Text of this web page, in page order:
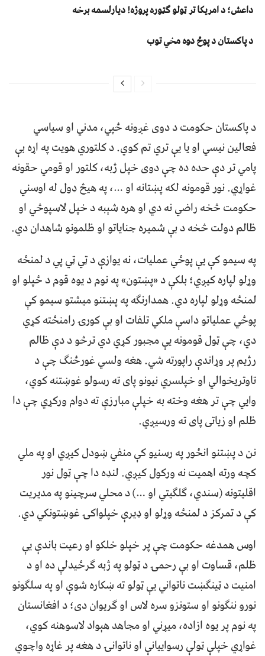
داعش؛ د امریکا تر ټولو ګټوره پروژه! دیارلسمه برخه
د پاکستان د پوځ دوه مخي توب
د پاکستان حکومت د دوی غږونه ځپي، مدني او سیاسي
فعالین نیسي او یا یې تري تم کوي. د کلتوري هویت په اړه بې
پامي تر دې حده ده چې دوی خپل ژبه، کلتور او قومي حقونه
غواړي. نور قومونه لکه پښتانه او …، په هیڅ ډول له اوسني
حکومت څخه راضي نه دي او هره شېبه د خپل لاسپوڅي او
ظالم دولت څخه د بې شمیره جنایاتو او ظلمونو شاهدان دي.
په سیمو کې یې پوځي عملیات، نه یوازې د ټي ټي پي د لمنځه
وړلو لپاره کیږي؛ بلکې د «پښتون» په نوم د یوه قوم د ځپلو او
لمنځه وړلو لپاره دي. همدارنګه په پښتنو میشتو سیمو کې
پوځي عملیاتو داسې ملکي تلفات او بې کورۍ رامنځته کړي
دي، چې ټول قومونه یې مجبور کړي دي ترڅو د دې ظالم
رژیم پر وړاندې راپورته شي. هغه ولسي غورځنګ چې د
تاوتریخوالي او خپلسري نیونو پای ته رسولو غوښتنه کوي،
وایي چې تر هغه وخته به خپلې مبارزې ته دوام ورکړي چې دا
ظلم او زیاتی پای ته ورسیږي.
نن د پښتنو انځور په رسنیو کې منفي ښودل کیږي او په ملي
کچه ورته اهمیت نه ورکول کیږي. لنډه دا چې ټول نور
اقلیتونه (سندي، ګلګیتي او …) د محلي سرچینو په مدیریت
کې د تمرکز د لمنځه وړلو او ډیرې خپلواکۍ غوښتونکي دي.
اوس همدغه حکومت چې پر خپلو خلکو او رعیت باندې یې
ظلم، قساوت او بې رحمۍ د ټولو په ژبه ګرځیدلې ده او د
امنیت د ټینګښت ناتواني یې ټولو ته ښکاره شوې او په سلګونو
نورو ننګونو او ستونزو سره لاس او ګریوان دی؛ د افغانستان
په نوم پر یوه ازاده، میړني او مجاهد هېواد لاسوهنه کوي،
غواړي خپلې ټولې رسواییانې او ناتوانۍ د هغه پر غاړه واچوي